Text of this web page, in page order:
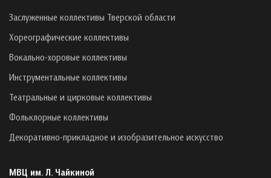
Заслуженные коллективы Тверской области
Хореографические коллективы
Вокально-хоровые коллективы
Инструментальные коллективы
Театральные и цирковые коллективы
Фольклорные коллективы
Декоративно-прикладное и изобразительное искусство
МВЦ им. Л. Чайкиной